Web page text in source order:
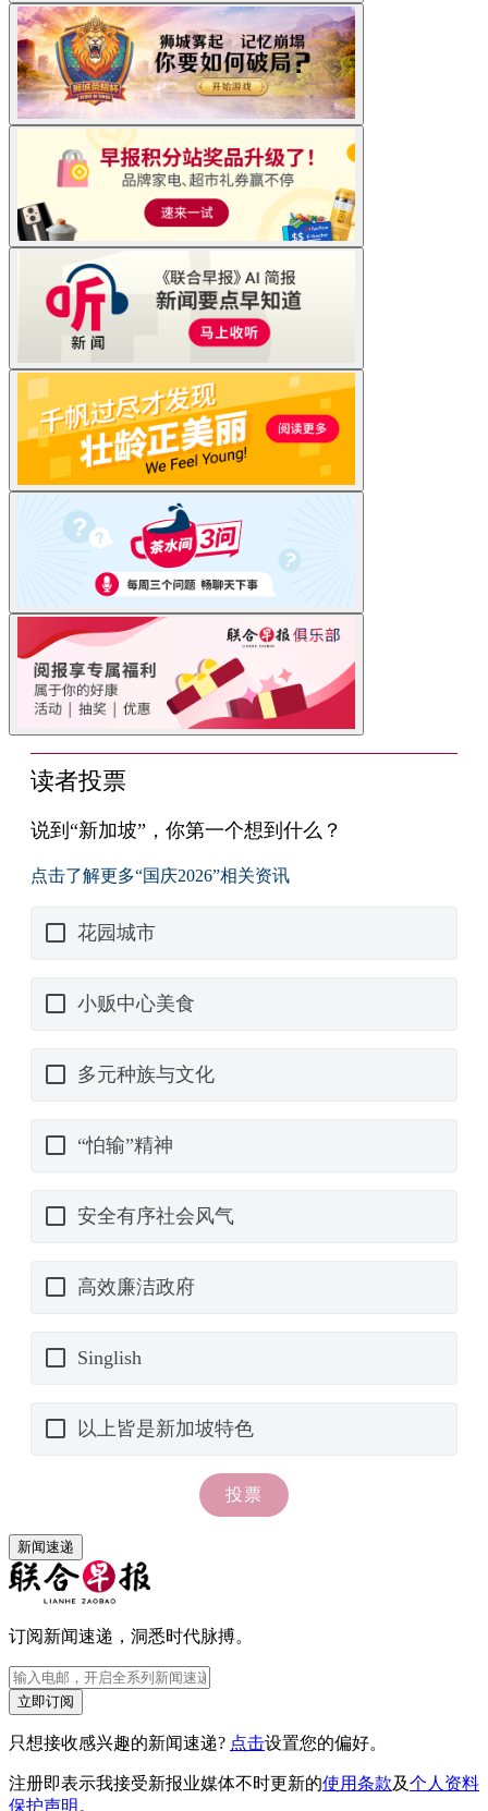
新闻速递
订阅新闻速递，洞悉时代脉搏。
立即订阅
只想接收感兴趣的新闻速递? 点击设置您的偏好。
注册即表示我接受新报业媒体不时更新的使用条款及个人资料
保护声明 。